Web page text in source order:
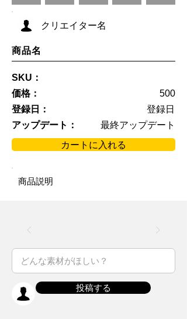
クリエイター名
商品名
SKU：
価格：
500
登録日：
登録日
アップデート：
最終アップデート
カートに入れる
商品説明
投稿する